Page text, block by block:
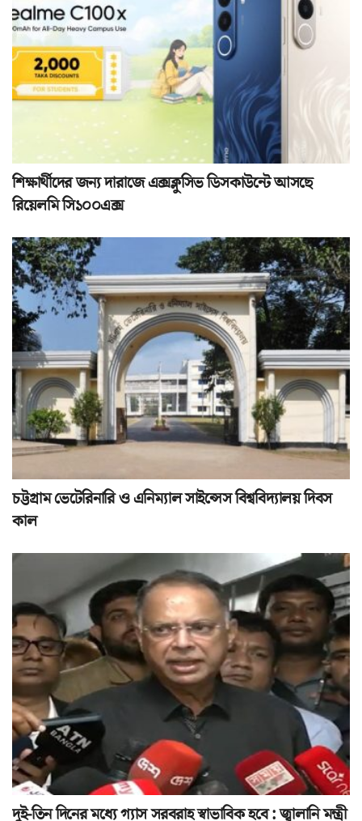
শিক্ষার্থীদের জন্য দারাজে এক্সক্লুসিভ ডিসকাউন্টে আসছে
রিয়েলমি সি১০০এক্স
চট্টগ্রাম ভেটেরিনারি ও এনিম্যাল সাইন্সেস বিশ্ববিদ্যালয় দিবস
কাল
দুই-তিন দিনের মধ্যে গ্যাস সরবরাহ স্বাভাবিক হবে : জ্বালানি মন্ত্রী